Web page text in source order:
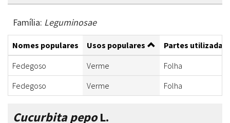
Família: Leguminosae
Nomes populares Usos populares
Partes utilizadas
Fedegoso
Verme
Folha
Fedegoso
Verme Folha
Cucurbita pepoL.